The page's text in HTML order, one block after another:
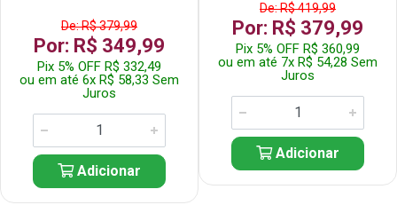
De: R$ 379,99
Por: R$ 349,99
Pix 5% OFF R$ 332,49
ou em até 6x R$ 58,33 Sem
Juros
Adicionar
De: R$ 419,99
Por: R$ 379,99
Pix 5% OFF R$ 360,99
ou em até 7x R$ 54,28 Sem
Juros
Adicionar